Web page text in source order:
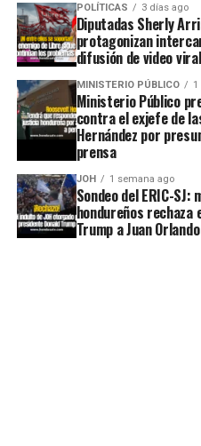
POLÍTICAS 3 días ago
Diputadas Sherly
protagonizan
difusión de video viral
MINISTERIO PÚBLICO
Ministerio Público
contra el exjefe de
Hernández por
prensa
JOH 1 semana ago
Sondeo del ERIC-
hondureños rechaza
Trump a Juan